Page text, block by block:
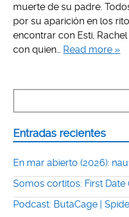
muerte de su padre.
por su aparición en los
encontrar con Esti,
con quien… Read more »
Entradas recientes
En mar abierto (2026):
Somos cortitos: First Date
Podcast: ButaCage |